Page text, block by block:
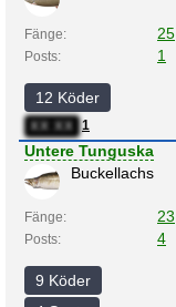
Fänge: 25
Posts: 1
12 Köder
XX:XX 1
Untere Tunguska
Buckellachs
Fänge: 23
Posts: 4
9 Köder